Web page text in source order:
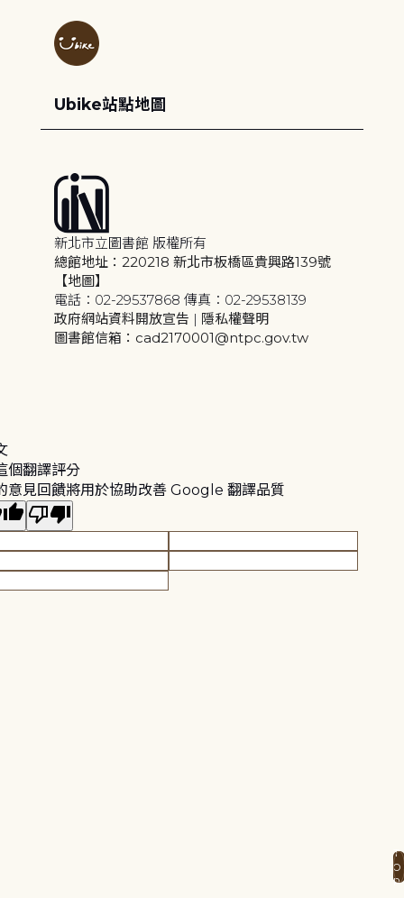
Ubike站點地圖
新北市立圖書館 版權所有
總館地址：220218 新北市板橋區貴興路139號
【地圖】
電話：02-29537868 傳真：02-29538139
政府網站資料開放宣告 | 隱私權聲明
圖書館信箱：cad2170001@ntpc.gov.tw
個翻譯評分
意見回饋將用於協助改善 Google 翻譯品質